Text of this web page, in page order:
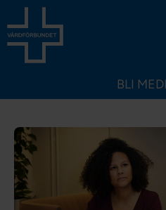
BLI